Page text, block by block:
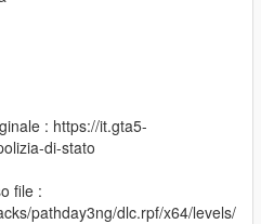
: https://it.gta5-
di-stato
file :
pathday3ng/dlc.rpf/x64/levels/